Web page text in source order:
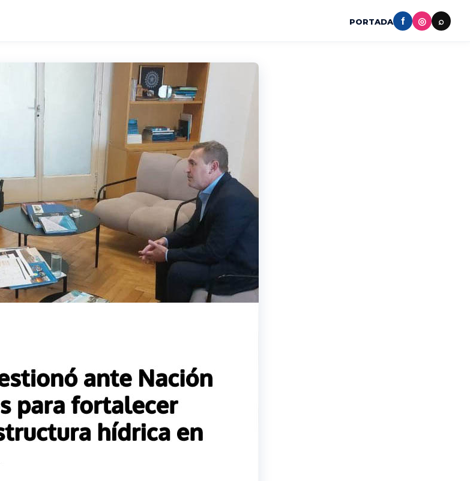
PORTADA f ◎ ⌕